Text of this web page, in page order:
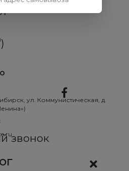
)
ул. Коммунистическая, д.
звонок